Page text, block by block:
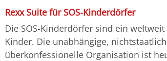
Rexx Suite für SOS-Kinderdörfer
Die SOS-Kinderdörfer sind ein
Kinder. Die unabhängige,
überkonfessionelle Organisation ist